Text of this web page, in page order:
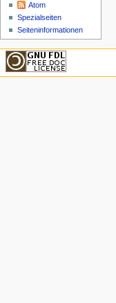
Atom
Spezialseiten
Seiteninformationen